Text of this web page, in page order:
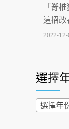
2026-
4連霸
西園醫
民眾熱
2026-06-
「脊
這招改
2022-12-
2022-02-
過量維
選擇
選擇年